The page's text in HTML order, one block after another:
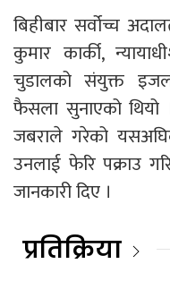
बिहीबार सर्वोच्च
कुमार कार्की,
चुडालको संयुक्त
फैसला सुनाएको थियो
जबराले गरेको
उनलाई फेरि पक्राउ
जानकारी दिए ।
प्रतिक्रिया